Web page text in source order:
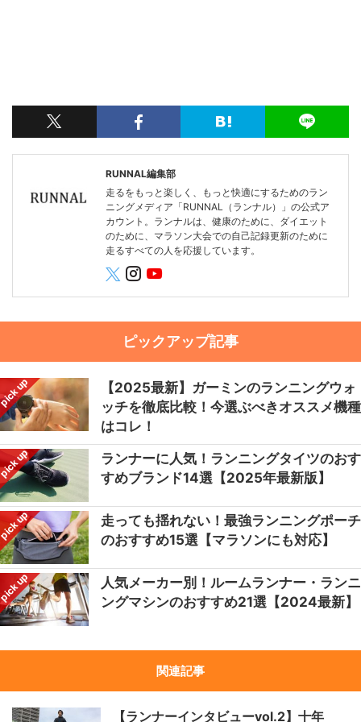
RUNNAL編集部
走るをもっと楽しく、もっと快適にするためのラン
ニングメディア「RUNNAL（ランナル）」の公式ア
カウント。ランナルは、健康のために、ダイエット
のために、マラソン大会での自己記録更新のために
走るすべての人を応援しています。
ピックアップ記事
up
【2025最新】ガーミンのランニングウォ
ッチを徹底比較！今選ぶべきオススメ機種
はコレ！
up
ランナーに人気！ランニングタイツのおす
すめブランド14選【2025年最新版】
up
走っても揺れない！最強ランニングポーチ
のおすすめ15選【マラソンにも対応】
up
人気メーカー別！ルームランナー・ランニ
ングマシンのおすすめ21選【2024最新】
関連記事
【ランナーインタビューvol.2】十年